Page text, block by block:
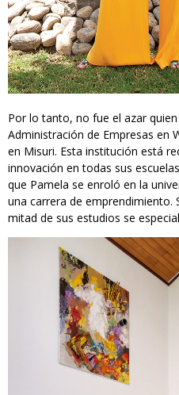
Por lo tanto, no fue el azar
Administración de Empresas en
en Misuri. Esta institución está
innovación en todas sus
que Pamela se enroló en la
una carrera de emprendimiento.
mitad de sus estudios se